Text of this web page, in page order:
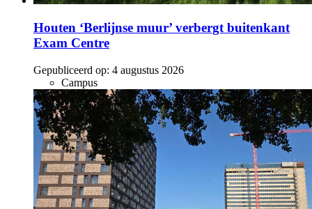
Houten ‘Berlijnse muur’ verbergt buitenkant
Exam Centre
Gepubliceerd op: 4 augustus 2026
Campus